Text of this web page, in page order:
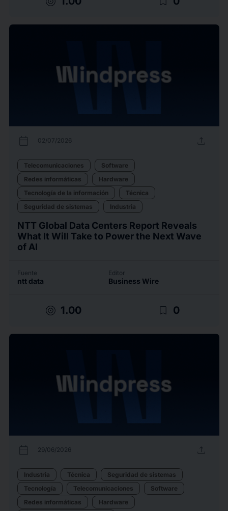
calendar_today 02/07/2026 upload
Telecomunicaciones
Software
Redes informáticas
Hardware
Tecnología de la información
Técnica
Seguridad de sistemas
Industria
NTT Global Data Centers Report Reveals
What It Will Take to Power the Next Wave
of AI
Fuente
ntt data
Editor
Business Wire
target 1.00 bookmark_border 0
calendar_today 29/06/2026 upload
Industria Técnica
Seguridad de sistemas
Tecnología
Telecomunicaciones
Software
Redes informáticas
Hardware